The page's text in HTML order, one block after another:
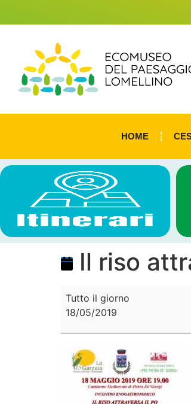
HOME
Il riso
Tutto il giorno
18/05/2019